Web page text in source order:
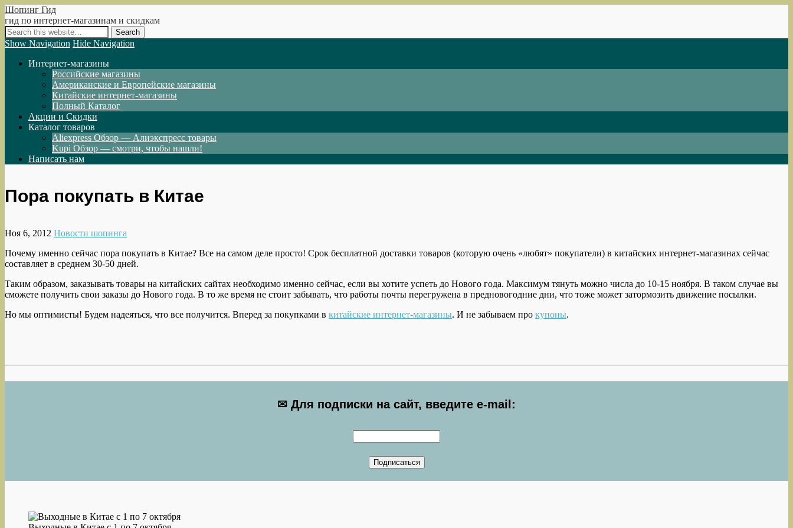
Шопинг Гид
гид по интернет-магазинам и скидкам
Show Navigation Hide Navigation
Интернет-магазины
Российские магазины
Американские и Европейские магазины
Китайские интернет-магазины
Полный Каталог
Акции и Скидки
Каталог товаров
Aliexpress Обзор — Алиэкспресс товары
Kupi Обзор — смотри, чтобы нашли!
Написать нам
Пора покупать в Китае
Ноя 6, 2012 Новости шопинга
Почему именно сейчас пора покупать в Китае? Все на самом деле просто! Срок бесплатной доставки товаров (которую очень «любят» покупатели) в китайских интернет-магазинах сейчас
составляет в среднем 30-50 дней.
Таким образом, заказывать товары на китайских сайтах необходимо именно сейчас, если вы хотите успеть до Нового года. Максимум тянуть можно числа до 10-15 ноября. В таком случае вы
сможете получить свои заказы до Нового года. В то же время не стоит забывать, что работы почты перегружена в предновогодние дни, что тоже может затормозить движение посылки.
Но мы оптимисты! Будем надеяться, что все получится. Вперед за покупками в китайские интернет-магазины. И не забываем про купоны.
✉ Для подписки на сайт, введите e-mail: